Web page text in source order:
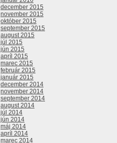
december 2015
november 2015
október 2015
september 2015
august 2015
júl 2015
jún 2015
apríl 2015
marec 2015
február 2015
január 2015
december 2014
november 2014
september 2014
august 2014
júl 2014
jún 2014
máj 2014
apríl 2014
marec 2014